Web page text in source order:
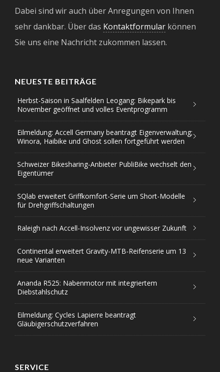
Dabei sind wir auch über Anregungen von Ihnen
sehr dankbar. Über das Kontaktformular können
Sie uns eine Nachricht zukommen lassen.
NEUESTE BEITRÄGE
Herbst-Saison in Saalfelden Leogang: Bikepark bis
November geöffnet und volles Eventprogramm
Eilmeldung: Accell Germany beantragt Eigenverwaltung;
Winora, Haibike und Ghost sollen fortgeführt werden
Schweizer Bikesharing-Anbieter PubliBike wechselt den
Eigentümer
SQlab erweitert Griffkomfort-Serie um Short-Modelle
für Drehgriffschaltungen
Raleigh nach Accell-Insolvenz vor ungewisser Zukunft
Continental erweitert Gravity-MTB-Reifenserie um 13
neue Varianten
Ananda R525: Nabenmotor mit integriertem
Diebstahlschutz
Eilmeldung: Cycles Lapierre beantragt
Gläubigerschutzverfahren
SERVICE